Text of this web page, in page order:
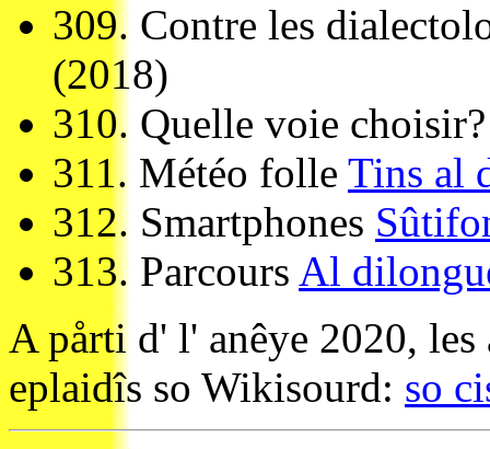
309. Contre les
(2018)
310. Quelle voie choisir?
311. Météo folle Tins al
312. Smartphones
313. Parcours Al
A pårti d' l' anêye 2020,
eplaidîs so Wikisourd: so